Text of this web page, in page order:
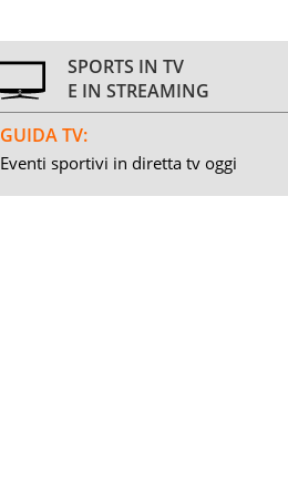
SPORTS IN TV
E IN STREAMING
GUIDA TV:
Eventi sportivi in diretta tv oggi